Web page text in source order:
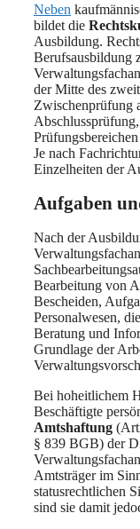
Neben
bildet die
Ausbildung.
Berufsausbildung
der Mitte des
Zwischenprüfung
Je nach
Einzelheiten der
Aufgaben
Nach der
Bearbeitung von
Bescheiden,
Personalwesen,
Beratung und
Grundlage der
Bei hoheitlichem
Beschäftigte
Amtshaftung
§ 839 BGB) der
Amtsträger im
statusrechtlichen
sind sie damit